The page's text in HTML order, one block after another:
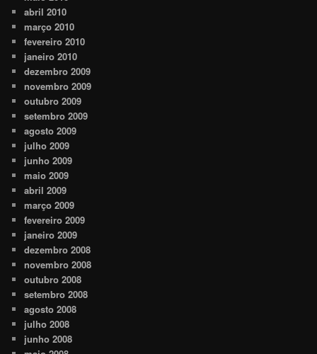
abril 2010
março 2010
fevereiro 2010
janeiro 2010
dezembro 2009
novembro 2009
outubro 2009
setembro 2009
agosto 2009
julho 2009
junho 2009
maio 2009
abril 2009
março 2009
fevereiro 2009
janeiro 2009
dezembro 2008
novembro 2008
outubro 2008
setembro 2008
agosto 2008
julho 2008
junho 2008